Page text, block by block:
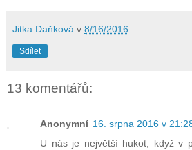
Jitka Daňková v 8/16/2016
Sdílet
13 komentářů:
Anonymní 16. srpna 2016 v
U nás je největší hukot, když v